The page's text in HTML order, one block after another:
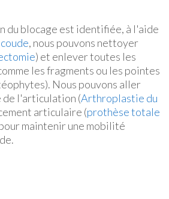
du blocage est identifiée, à l'aide
, nous pouvons nettoyer
) et enlever toutes les
les fragments ou les pointes
Nous pouvons aller
de l'articulation (Arthroplastie du
articulaire (prothèse totale
maintenir une mobilité